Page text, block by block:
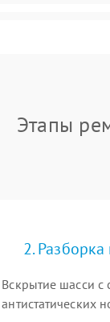
Этапы
2.
Вскрытие шасси
антистатических